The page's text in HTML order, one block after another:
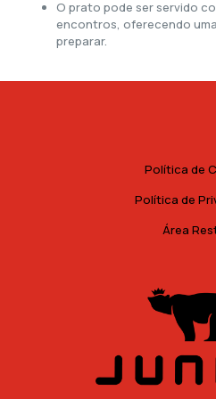
O prato pode ser servido
encontros, oferecendo
preparar.
Política de
Política de
Área